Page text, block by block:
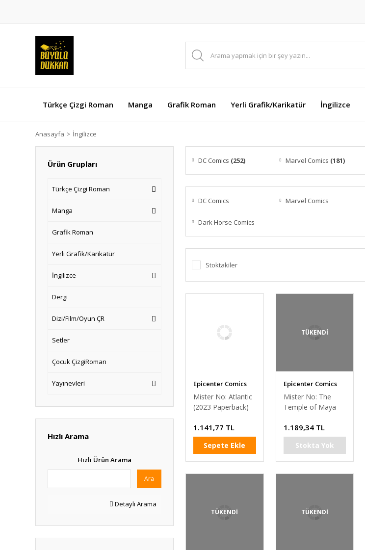
Türkçe Çizgi Roman Manga Grafik Roman Yerli Grafik/Karikatür İngilizce
Anasayfa İngilizce
Ürün Grupları
Türkçe Çizgi Roman
Manga
Grafik Roman
Yerli Grafik/Karikatür
İngilizce
Dergi
Dizi/Film/Oyun ÇR
Setler
Çocuk ÇizgiRoman
Yayınevleri
Hızlı Arama
Hızlı Ürün Arama
Ara
Detaylı Arama
DC Comics (252) Marvel Comics (181)
DC Comics Marvel Comics
Dark Horse Comics
Stoktakiler
Epicenter Comics
Mister No: Atlantic
(2023 Paperback)
1.141,77 TL
Sepete Ekle
TÜKENDİ
Epicenter Comics
Mister No: The
Temple of Maya
(Rubini cover)
1.189,34 TL
Stokta Yok
TÜKENDİ TÜKENDİ